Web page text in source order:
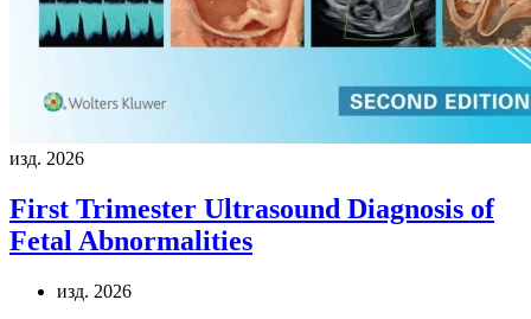
изд. 2026
First Trimester Ultrasound Diagnosis of
Fetal Abnormalities
изд. 2026